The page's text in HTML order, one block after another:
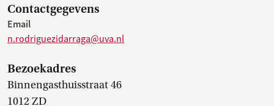
Contactgegevens
Email
n.rodriguezidarraga@uva.nl
Bezoekadres
Binnengasthuisstraat 46
1012 ZD